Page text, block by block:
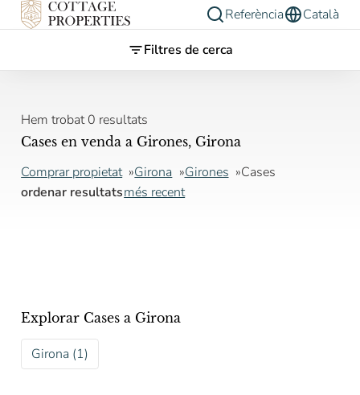
Referència
Català
Filtres de cerca
Hem trobat 0 resultats
Cases en venda a Girones, Girona
Comprar propietat Girona Girones
Cases
ordenar resultatsmés recent
Explorar Cases a Girona
Girona (1)